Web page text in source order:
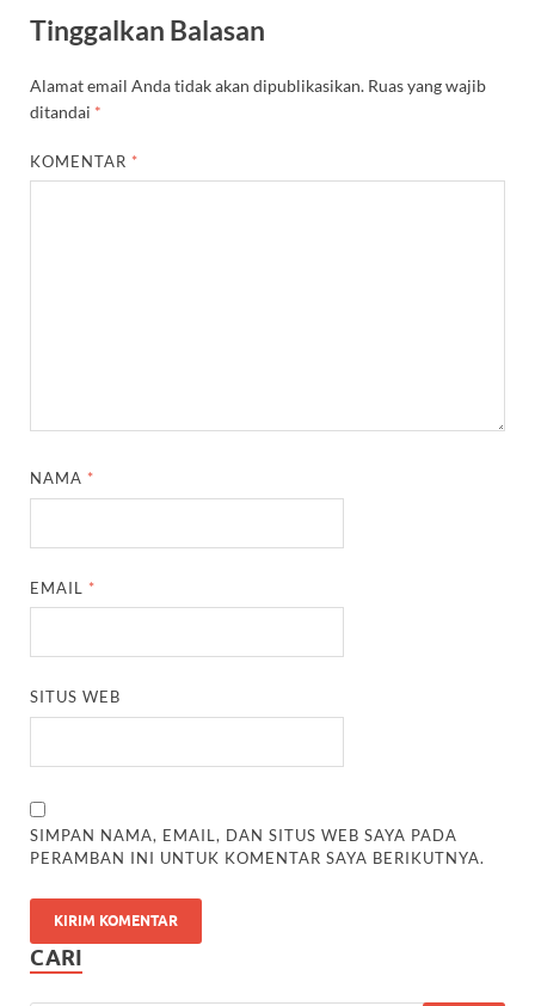
Tinggalkan Balasan
Alamat email Anda tidak akan dipublikasikan. Ruas yang wajib
ditandai *
KOMENTAR *
NAMA *
EMAIL *
SITUS WEB
SIMPAN NAMA, EMAIL, DAN SITUS WEB SAYA PADA
PERAMBAN INI UNTUK KOMENTAR SAYA BERIKUTNYA.
CARI